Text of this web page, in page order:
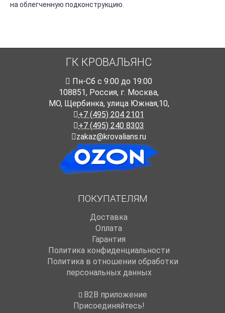
на облегченную подконструкцию.
ГК КРОВАЛЬЯНС
Пн-Cб с 9:00 до 19:00
108851, Россия, г. Москва,
МО, Щербинка, улица Южная,10,
+7 (495) 204 2101
+7 (495) 240 8303
zakaz@krovalians.ru
ПОКУПАТЕЛЯМ
Доставка
Оплата
Гарантия
Политика конфиденциальности
Политика в отношении обработки
персональных данных
B2B приложение
Присоединяйтесь!